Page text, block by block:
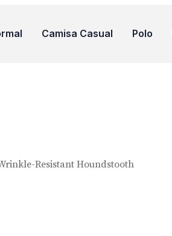
Camisa Casual Polo
Resistant Houndstooth